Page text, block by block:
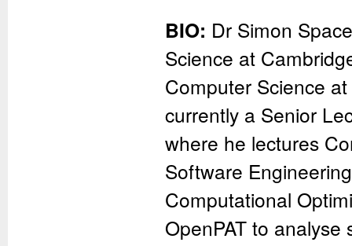
BIO: Dr Simon
Science at
Computer Science
currently a Senior
where he lectures
Software
Computational
OpenPAT to